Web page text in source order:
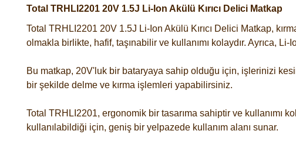
Total TRHLI2201 20V 1.5J Li-Ion Akülü Kırıcı Delici Matkap
Total TRHLI2201 20V 1.5J Li-Ion Akülü Kırıcı Delici Matkap,
olmakla birlikte, hafif, taşınabilir ve kullanımı kolaydır. Ayrıca,
Bu matkap, 20V'luk bir bataryaya sahip olduğu için, işlerinizi
bir şekilde delme ve kırma işlemleri yapabilirsiniz.
Total TRHLI2201, ergonomik bir tasarıma sahiptir ve kullanımı
kullanılabildiği için, geniş bir yelpazede kullanım alanı sunar.